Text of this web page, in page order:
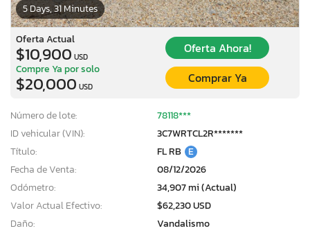
5 Days, 31 Minutes
Oferta Actual
$10,900 USD
Oferta Ahora!
Compre Ya por solo
$20,000 USD
Comprar Ya
Número de lote:
78118***
ID vehicular (VIN):
3C7WRTCL2R*******
Título:
FL RB E
Fecha de Venta:
08/12/2026
Odómetro:
34,907 mi (Actual)
Valor Actual Efectivo:
$62,230 USD
Daño:
Vandalismo